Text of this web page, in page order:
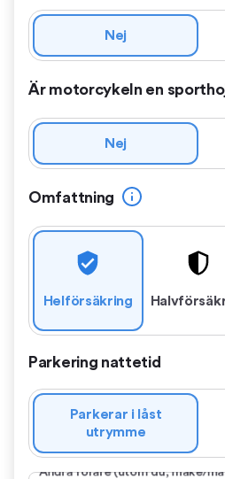
Nej
Är motorcykeln en
Nej
Omfattning
Hel­försäkring
Parkering nattetid
Parkerar i låst
utrymme
Andra förare (utom du, make/